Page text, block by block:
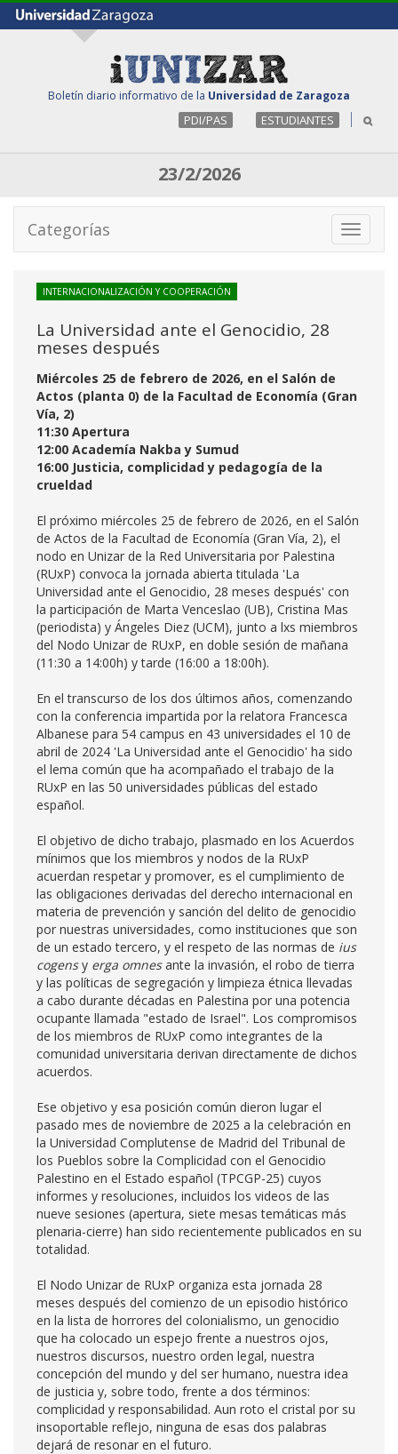
Boletín diario informativo de la Universidad de Zaragoza
PDI/PAS ESTUDIANTES
23/2/2026
Toggle
Categorías
INTERNACIONALIZACIÓN Y COOPERACIÓN
La Universidad ante el Genocidio, 28
meses después
Miércoles 25 de febrero de 2026, en el Salón de
Actos (planta 0) de la Facultad de Economía (Gran
Vía, 2)
11:30 Apertura
12:00 Academía Nakba y Sumud
16:00 Justicia, complicidad y pedagogía de la
crueldad
El próximo miércoles 25 de febrero de 2026, en el Salón
de Actos de la Facultad de Economía (Gran Vía, 2), el
nodo en Unizar de la Red Universitaria por Palestina
(RUxP) convoca la jornada abierta titulada 'La
Universidad ante el Genocidio, 28 meses después' con
la participación de Marta Venceslao (UB), Cristina Mas
(periodista) y Ángeles Diez (UCM), junto a lxs miembros
del Nodo Unizar de RUxP, en doble sesión de mañana
(11:30 a 14:00h) y tarde (16:00 a 18:00h).
En el transcurso de los dos últimos años, comenzando
con la conferencia impartida por la relatora Francesca
Albanese para 54 campus en 43 universidades el 10 de
abril de 2024 'La Universidad ante el Genocidio' ha sido
el lema común que ha acompañado el trabajo de la
RUxP en las 50 universidades públicas del estado
español.
El objetivo de dicho trabajo, plasmado en los Acuerdos
mínimos que los miembros y nodos de la RUxP
acuerdan respetar y promover, es el cumplimiento de
las obligaciones derivadas del derecho internacional en
materia de prevención y sanción del delito de genocidio
por nuestras universidades, como instituciones que son
de un estado tercero, y el respeto de las normas de ius
cogensy erga omnesante la invasión, el robo de tierra
y las políticas de segregación y limpieza étnica llevadas
a cabo durante décadas en Palestina por una potencia
ocupante llamada "estado de Israel". Los compromisos
de los miembros de RUxP como integrantes de la
comunidad universitaria derivan directamente de dichos
acuerdos.
Ese objetivo y esa posición común dieron lugar el
pasado mes de noviembre de 2025 a la celebración en
la Universidad Complutense de Madrid del Tribunal de
los Pueblos sobre la Complicidad con el Genocidio
Palestino en el Estado español (TPCGP-25) cuyos
informes y resoluciones, incluidos los videos de las
nueve sesiones (apertura, siete mesas temáticas más
plenaria-cierre) han sido recientemente publicados en su
totalidad.
El Nodo Unizar de RUxP organiza esta jornada 28
meses después del comienzo de un episodio histórico
en la lista de horrores del colonialismo, un genocidio
que ha colocado un espejo frente a nuestros ojos,
nuestros discursos, nuestro orden legal, nuestra
concepción del mundo y del ser humano, nuestra idea
de justicia y, sobre todo, frente a dos términos:
complicidad y responsabilidad. Aun roto el cristal por su
insoportable reflejo, ninguna de esas dos palabras
dejará de resonar en el futuro.